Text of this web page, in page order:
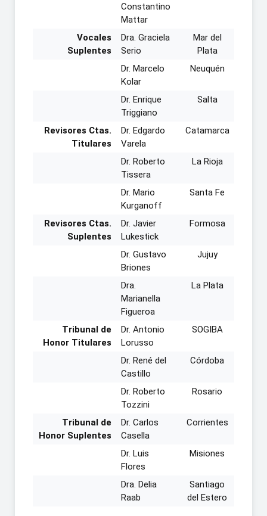
Constantino
Mattar
Vocales
Suplentes
Dra. Graciela
Serio
Mar del
Plata
Dr. Marcelo
Kolar
Neuquén
Dr. Enrique
Triggiano
Salta
Revisores Ctas.
Titulares
Dr. Edgardo
Varela
Catamarca
Dr. Roberto
Tissera
La Rioja
Dr. Mario
Kurganoff
Santa Fe
Revisores Ctas.
Suplentes
Dr. Javier
Lukestick
Formosa
Dr. Gustavo
Briones
Jujuy
Dra.
Marianella
Figueroa
La Plata
Tribunal de
Honor Titulares
Dr. Antonio
Lorusso
SOGIBA
Dr. René del
Castillo
Córdoba
Dr. Roberto
Tozzini
Rosario
Tribunal de
Honor Suplentes
Dr. Carlos
Casella
Corrientes
Dr. Luis
Flores
Misiones
Dra. Delia
Raab
Santiago
del Estero